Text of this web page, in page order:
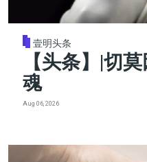
壹明头条
【头条】|切
魂
Aug 06, 2026